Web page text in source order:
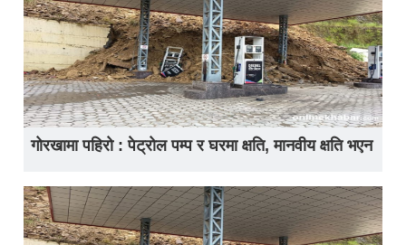
गोरखामा पहिरो : पेट्रोल पम्प र घरमा क्षति, मानवीय क्षति भएन